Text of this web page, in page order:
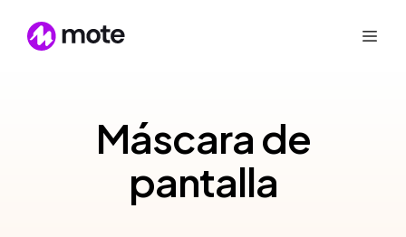
Máscara de
pantalla